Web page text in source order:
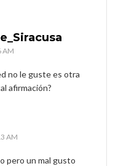
AM
no le guste es otra
afirmación?
AM
pero un mal gusto